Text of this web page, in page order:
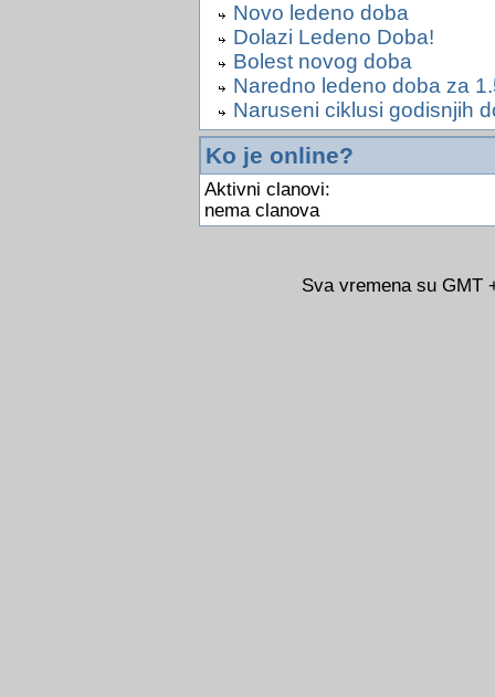
Novo ledeno doba
Dolazi Ledeno Doba!
Bolest novog doba
Naredno ledeno doba za
Naruseni ciklusi godisnjih
Ko je online?
Aktivni clanovi:
nema clanova
Sva vremena su GMT